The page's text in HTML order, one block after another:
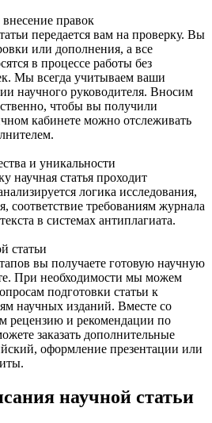
правок
передается вам на проверку. Вы
или дополнения, а все
в процессе работы без
Мы всегда учитываем ваши
научного руководителя. Вносим
чтобы вы получили
кабинете можно отслеживать
и уникальности
научная статья проходит
логика исследования,
соответствие требованиям журнала
в системах антиплагиата.
статьи
вы получаете готовую научную
При необходимости мы можем
подготовки статьи к
научных изданий. Вместе со
рецензию и рекомендации по
заказать дополнительные
оформление презентации или
научной статьи